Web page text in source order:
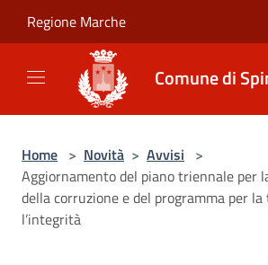
Regione Marche
Comune di
Home > Novità > Avvisi >
Aggiornamento del piano triennale per
della corruzione e del programma per
l’integrità